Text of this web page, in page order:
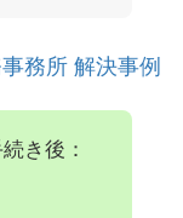
務所 解決事例
き後：